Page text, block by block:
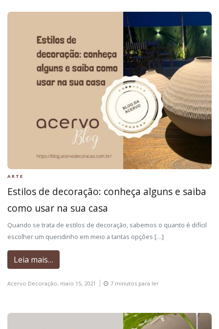
ARTE
Estilos de decoração: conheça alguns e saiba
como usar na sua casa
Quando se trata de estilos de decoração, sabemos o quanto é difícil
escolher um queridinho em meio a tantas opções […]
Leia mais…
Acervo Decoração, maio 15, 2021 7 minutos para ler